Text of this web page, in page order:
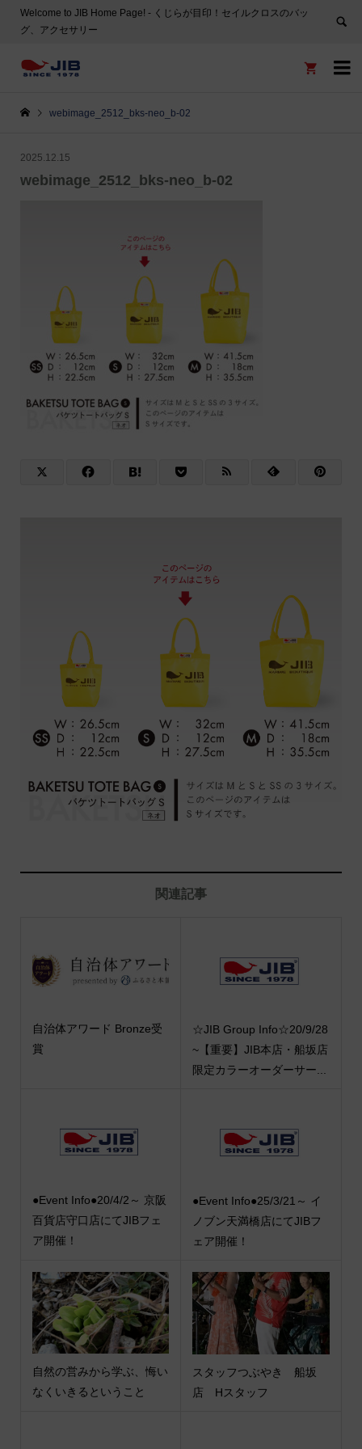
Welcome to JIB Home Page! ‐ くじらが目印！セイルクロスのバッ
グ、アクセサリー


webimage_2512_bks-neo_b-02
2025.12.15
webimage_2512_bks-neo_b-02
関連記事
自治体アワード Bronze受
賞
☆JIB Group Info☆20/9/28
~【重要】JIB本店・船坂店
限定カラーオーダーサー...
●Event Info●20/4/2～ 京阪
百貨店守口店にてJIBフェ
ア開催！
●Event Info●25/3/21～ イ
ノブン天満橋店にてJIBフ
ェア開催！
自然の営みから学ぶ、悔い
なくいきるということ
スタッフつぶやき 船坂
店 Hスタッフ